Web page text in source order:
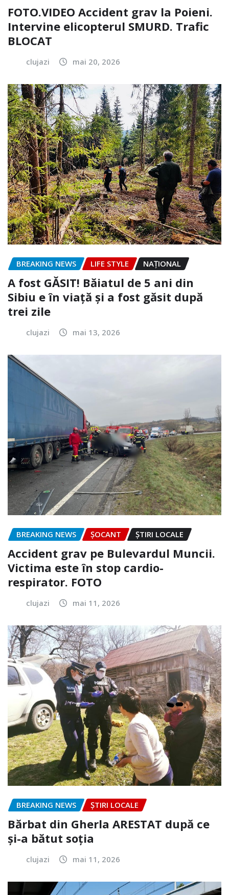
FOTO.VIDEO Accident grav la Poieni.
Intervine elicopterul SMURD. Trafic
BLOCAT
clujazi mai 20, 2026
BREAKING NEWS LIFE STYLE NAŢIONAL
A fost GĂSIT! Băiatul de 5 ani din
Sibiu e în viață și a fost găsit după
trei zile
clujazi mai 13, 2026
BREAKING NEWS ȘOCANT ȘTIRI LOCALE
Accident grav pe Bulevardul Muncii.
Victima este în stop cardio-
respirator. FOTO
clujazi mai 11, 2026
BREAKING NEWS ȘTIRI LOCALE
Bărbat din Gherla ARESTAT după ce
și-a bătut soția
clujazi mai 11, 2026